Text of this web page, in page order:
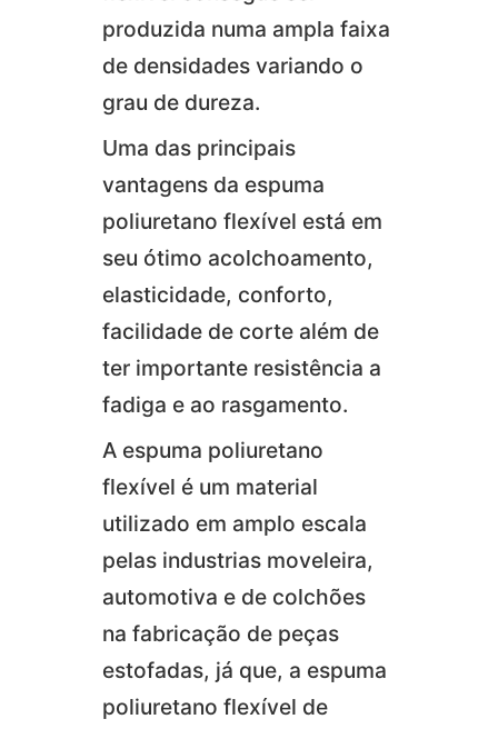
produzida numa ampla faixa
de densidades variando o
grau de dureza.
Uma das principais
vantagens da espuma
poliuretano flexível está em
seu ótimo acolchoamento,
elasticidade, conforto,
facilidade de corte além de
ter importante resistência a
fadiga e ao rasgamento.
A espuma poliuretano
flexível é um material
utilizado em amplo escala
pelas industrias moveleira,
automotiva e de colchões
na fabricação de peças
estofadas, já que, a espuma
poliuretano flexível de